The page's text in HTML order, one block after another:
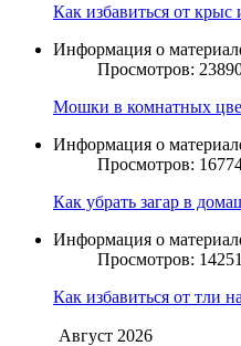
Как избавиться от
Информация о
Просмотров:
Мошки в комнатных
Информация о
Просмотров:
Как убрать загар в
Информация о
Просмотров:
Как избавиться от тли
Август 2026